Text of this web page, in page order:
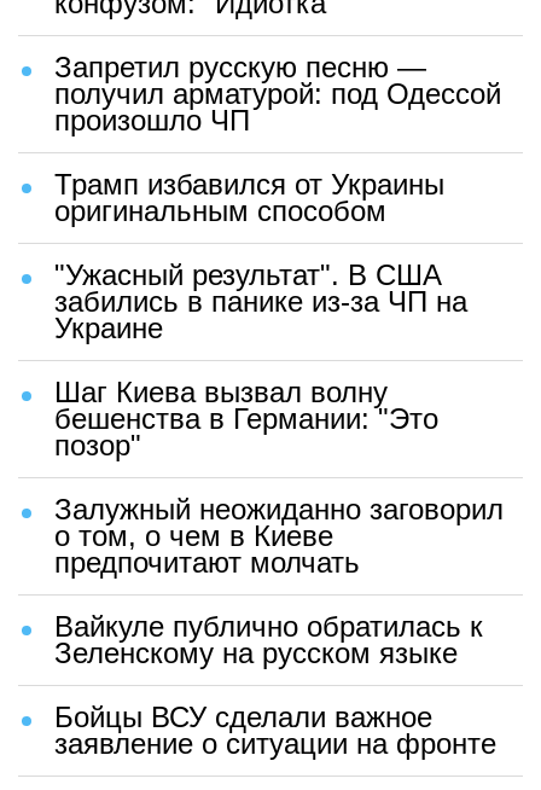
Запретил русскую песню —
получил арматурой: под Одессой
произошло ЧП
Трамп избавился от Украины
оригинальным способом
"Ужасный результат". В США
забились в панике из-за ЧП на
Украине
Шаг Киева вызвал волну
бешенства в Германии: "Это
позор"
Залужный неожиданно заговорил
о том, о чем в Киеве
предпочитают молчать
Вайкуле публично обратилась к
Зеленскому на русском языке
Бойцы ВСУ сделали важное
заявление о ситуации на фронте